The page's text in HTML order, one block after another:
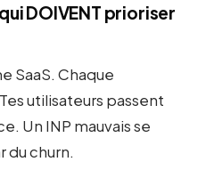
DOIVENT prioriser
SaaS. Chaque
utilisateurs passent
Un INP mauvais se
du churn.